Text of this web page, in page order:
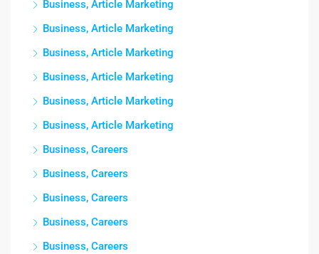
Business, Article Marketing
Business, Article Marketing
Business, Article Marketing
Business, Article Marketing
Business, Article Marketing
Business, Article Marketing
Business, Careers
Business, Careers
Business, Careers
Business, Careers
Business, Careers